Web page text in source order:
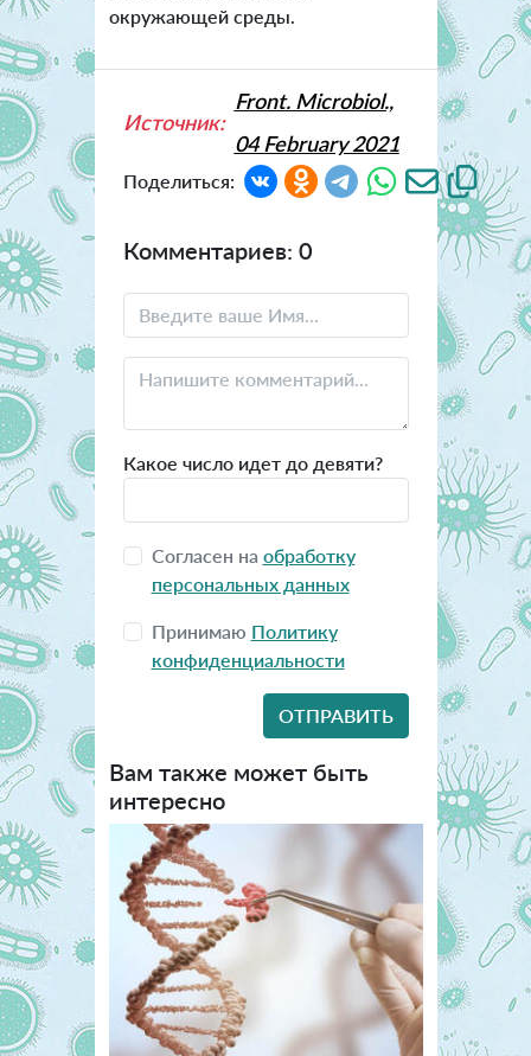
окружающей среды.
Источник:
Front. Microbiol.,
04 February 2021
Поделиться:
Комментариев: 0
Какое число идет до девяти?
Согласен на обработку
персональных данных
Принимаю Политику
конфиденциальности
Вам также может быть
интересно